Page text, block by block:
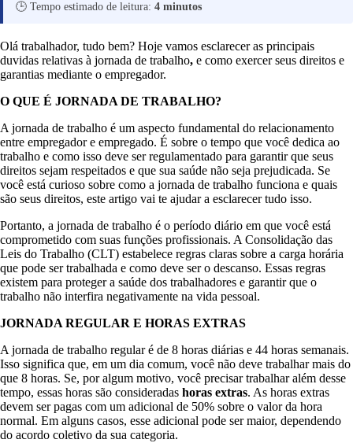
🕒 Tempo estimado de leitura: 4 minutos
Olá trabalhador, tudo bem? Hoje vamos esclarecer as principais
duvidas relativas à jornada de trabalho, e como exercer seus direitos e
garantias mediante o empregador.
O QUE É JORNADA DE TRABALHO?
A jornada de trabalho é um aspecto fundamental do relacionamento
entre empregador e empregado. É sobre o tempo que você dedica ao
trabalho e como isso deve ser regulamentado para garantir que seus
direitos sejam respeitados e que sua saúde não seja prejudicada. Se
você está curioso sobre como a jornada de trabalho funciona e quais
são seus direitos, este artigo vai te ajudar a esclarecer tudo isso.
Portanto, a jornada de trabalho é o período diário em que você está
comprometido com suas funções profissionais. A Consolidação das
Leis do Trabalho (CLT) estabelece regras claras sobre a carga horária
que pode ser trabalhada e como deve ser o descanso. Essas regras
existem para proteger a saúde dos trabalhadores e garantir que o
trabalho não interfira negativamente na vida pessoal.
JORNADA REGULAR E HORAS EXTRAS
A jornada de trabalho regular é de 8 horas diárias e 44 horas semanais.
Isso significa que, em um dia comum, você não deve trabalhar mais do
que 8 horas. Se, por algum motivo, você precisar trabalhar além desse
tempo, essas horas são consideradas horas extras. As horas extras
devem ser pagas com um adicional de 50% sobre o valor da hora
normal. Em alguns casos, esse adicional pode ser maior, dependendo
do acordo coletivo da sua categoria.